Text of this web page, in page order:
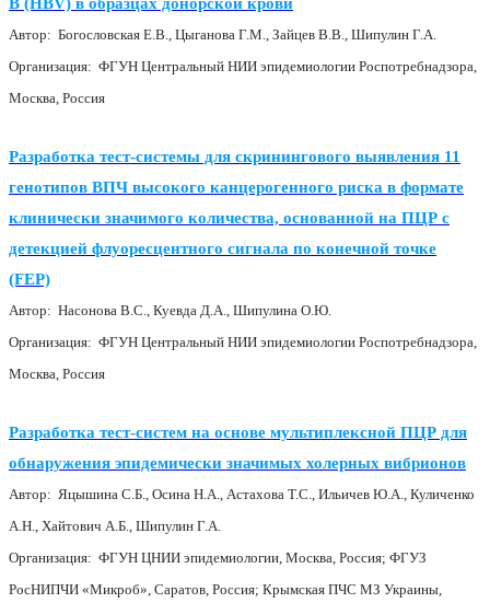
Автор: Богословская Е.В., Цыганова Г.М., Зайцев В.В., Шипулин Г.А.
Организация: ФГУН Центральный НИИ эпидемиологии Роспотребнадзора,
Москва, Россия
Разработка тест-системы для скринингового выявления 11
генотипов ВПЧ высокого канцерогенного риска в формате
клинически значимого количества, основанной на ПЦР с
детекцией флуоресцентного сигнала по конечной точке
(FEP)
Автор: Насонова В.С., Куевда Д.А., Шипулина О.Ю.
Организация: ФГУН Центральный НИИ эпидемиологии Роспотребнадзора,
Москва, Россия
Разработка тест-систем на основе мультиплексной ПЦР для
обнаружения эпидемически значимых холерных вибрионов
Автор: Яцышина С.Б., Осина Н.А., Астахова Т.С., Ильичев Ю.А., Куличенко
А.Н., Хайтович А.Б., Шипулин Г.А.
Организация: ФГУН ЦНИИ эпидемиологии, Москва, Россия; ФГУЗ
РосНИПЧИ «Микроб», Саратов, Россия; Крымская ПЧС МЗ Украины,